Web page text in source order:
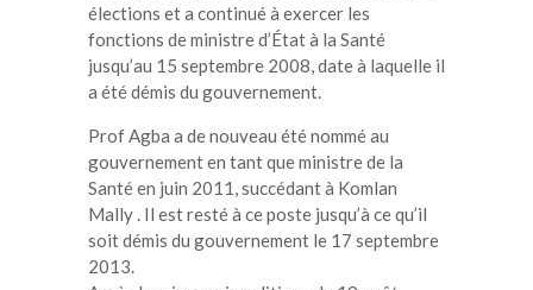
élections et a continué à exercer les
fonctions de ministre d’État à la Santé
jusqu’au 15 septembre 2008, date à laquelle il
a été démis du gouvernement.
Prof Agba a de nouveau été nommé au
gouvernement en tant que ministre de la
Santé en juin 2011, succédant à Komlan
Mally . Il est resté à ce poste jusqu’à ce qu’il
soit démis du gouvernement le 17 septembre
2013.